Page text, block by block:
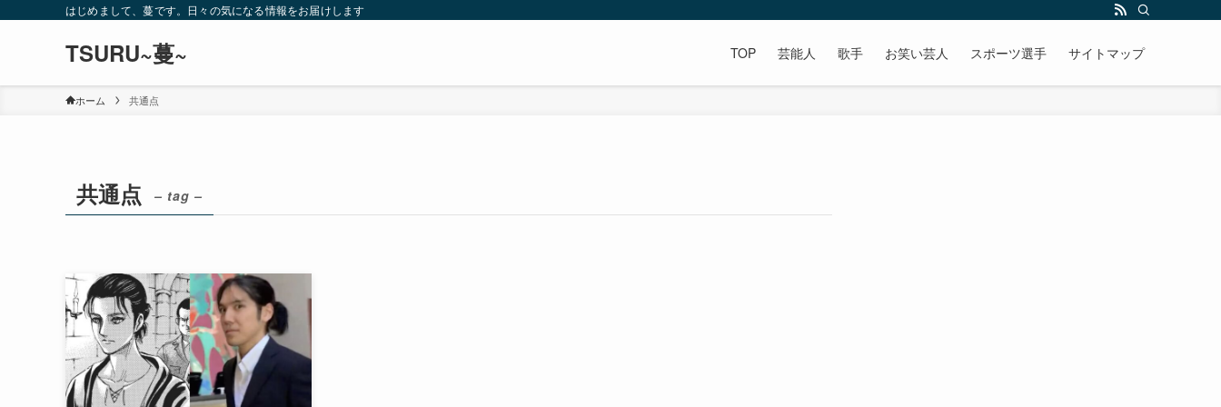
はじめまして、蔓です。日々の気になる情報をお届けします
TSURU~蔓~ TOP 芸能人 歌手 お笑い芸人 スポーツ選手 サイトマップ
ホーム 共通点
共通点 – tag –